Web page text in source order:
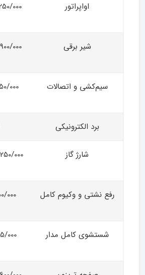
اواپراتور
شیر برقی
سیم‌کشی و اتصالات
برد الکترونیکی
شارژ گاز
رفع نشتی و وکیوم کامل
شستشوی کامل مدار